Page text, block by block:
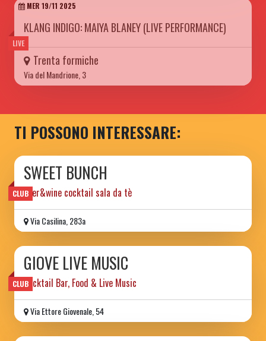
LIVE
MER 19/11 2025
KLANG INDIGO: MAIYA BLANEY (LIVE PERFORMANCE)
Trenta formiche
Via del Mandrione, 3
TI POSSONO INTERESSARE:
CLUB
SWEET BUNCH
beer&wine cocktail sala da tè
Via Casilina, 283a
CLUB
GIOVE LIVE MUSIC
Cocktail Bar, Food & Live Music
Via Ettore Giovenale, 54